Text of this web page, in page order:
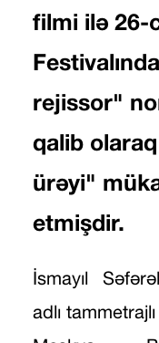
filmi ilə 26-
rejissor"
qalib
ürəyi"
etmişdir.
İsmayıl
adlı